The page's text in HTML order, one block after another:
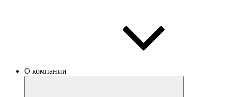
О компании